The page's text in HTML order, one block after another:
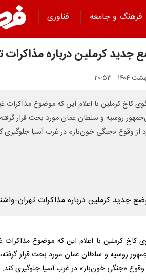
فرهنگ و جامعه
فناوری
جدید کرملین درباره مذاکرات
کاخ کرملین با اعلام این که موضوع مذاکرات
روسیه و سلطان عمان مورد بحث قرار
از وقوع «جنگی خون‌بار» در غرب آسیا جلوگیری
کاخ کرملین با اعلام این که موضوع مذاکرات
روسیه و سلطان عمان مورد بحث قرار
وقوع «جنگی خون‌بار» در غرب آسیا جلوگیری کند.